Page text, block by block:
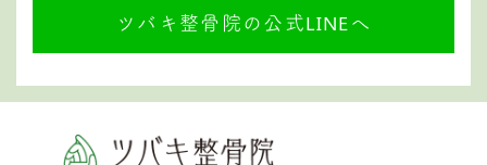
ツバキ整骨院の公式LINEへ